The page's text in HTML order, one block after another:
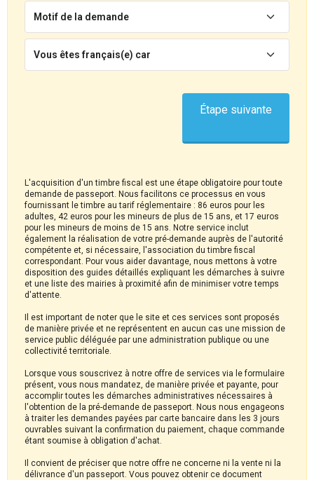
Motif de la demande
Vous êtes français(e) car
L'acquisition d'un timbre fiscal est une étape obligatoire pour toute
demande de passeport. Nous facilitons ce processus en vous
fournissant le timbre au tarif réglementaire : 86 euros pour les
adultes, 42 euros pour les mineurs de plus de 15 ans, et 17 euros
pour les mineurs de moins de 15 ans. Notre service inclut
également la réalisation de votre pré-demande auprès de l'autorité
compétente et, si nécessaire, l'association du timbre fiscal
correspondant. Pour vous aider davantage, nous mettons à votre
disposition des guides détaillés expliquant les démarches à suivre
et une liste des mairies à proximité afin de minimiser votre temps
d'attente.
Il est important de noter que le site et ces services sont proposés
de manière privée et ne représentent en aucun cas une mission de
service public déléguée par une administration publique ou une
collectivité territoriale.
Lorsque vous souscrivez à notre offre de services via le formulaire
présent, vous nous mandatez, de manière privée et payante, pour
accomplir toutes les démarches administratives nécessaires à
l'obtention de la pré-demande de passeport. Nous nous engageons
à traiter les demandes payées par carte bancaire dans les 3 jours
ouvrables suivant la confirmation du paiement, chaque commande
étant soumise à obligation d'achat.
Il convient de préciser que notre offre ne concerne ni la vente ni la
délivrance d'un passeport. Vous pouvez obtenir ce document